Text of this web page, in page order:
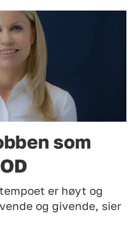
som
er høyt og
og givende, sier